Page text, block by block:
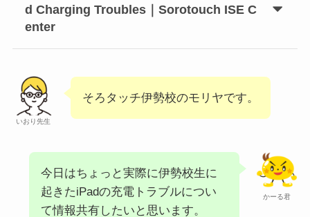
d Charging Troubles｜Sorotouch ISE C
enter
いおり先生
そろタッチ伊勢校のモリヤです。
かーる君
今日はちょっと実際に伊勢校生に
起きたiPadの充電トラブルについ
て情報共有したいと思います。